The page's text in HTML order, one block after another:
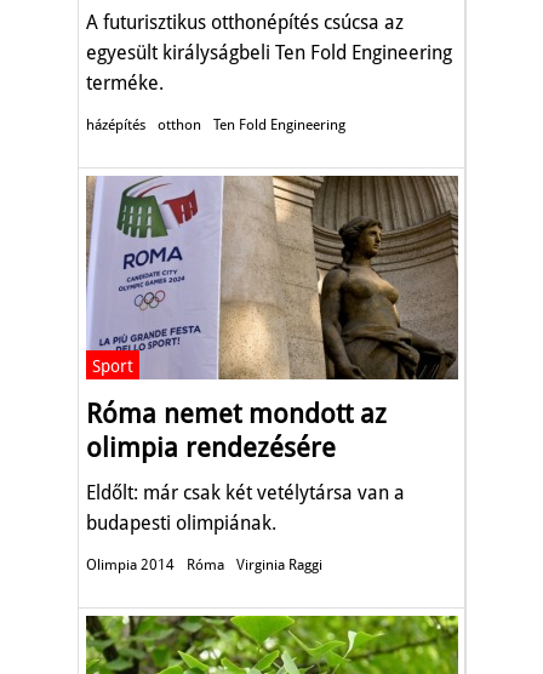
A futurisztikus otthonépítés csúcsa az
egyesült királyságbeli Ten Fold Engineering
terméke.
házépítés otthon Ten Fold Engineering
Sport
Róma nemet mondott az
olimpia rendezésére
Eldőlt: már csak két vetélytársa van a
budapesti olimpiának.
Olimpia 2014 Róma Virginia Raggi